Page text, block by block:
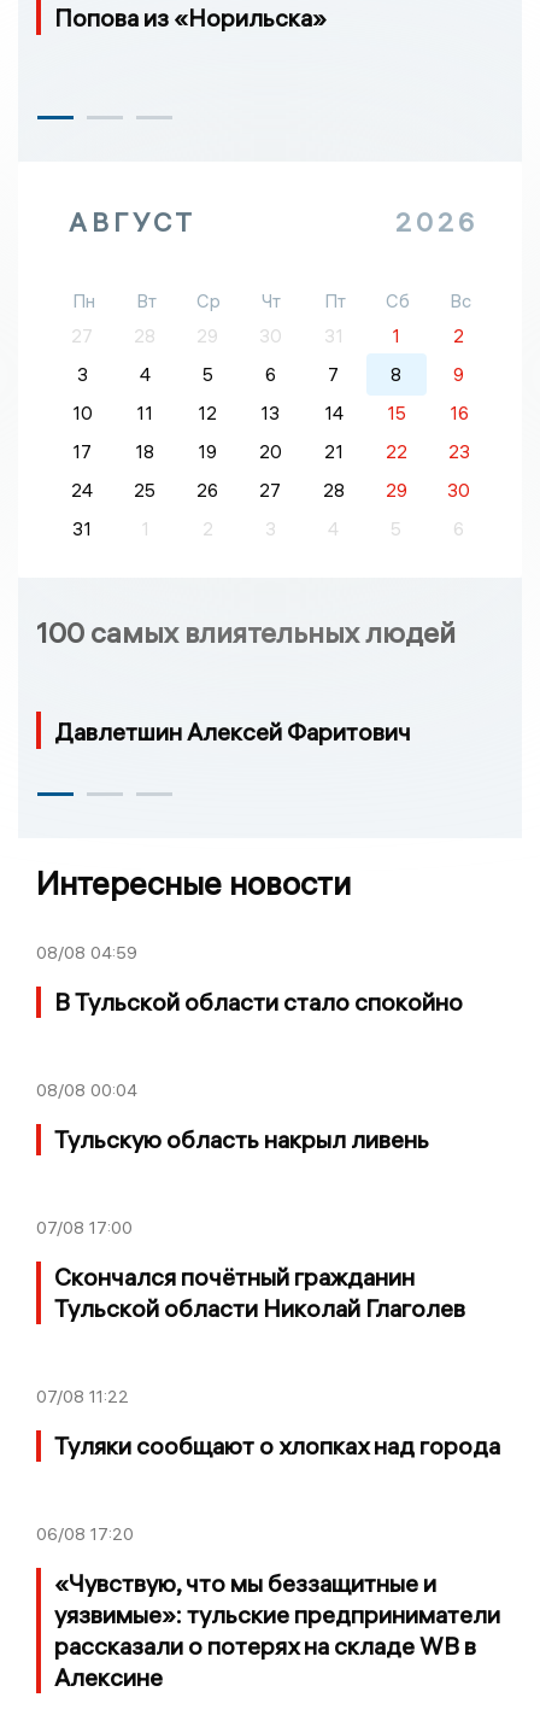
Попова из «Норильска»
АВГУСТ 2026
Пн Вт Ср Чт Пт Сб
Вс
27
28 29 30 31 1
2
3
4 5 6 7 8
9
10
11 12 13 14 15
16
17
18 19 20 21 22
23
24
25 26 27 28 29
30
31
1 2 3 4 5 6
100 самых влиятельных людей
Давлетшин Алексей Фаритович
Интересные новости
08/08 04:59
В Тульской области стало спокойно
08/08 00:04
Тульскую область накрыл ливень
07/08 17:00
Скончался почётный гражданин
Тульской области Николай Глаголев
07/08 11:22
Туляки сообщают о хлопках над города
06/08 17:20
«Чувствую, что мы беззащитные и
уязвимые»: тульские предприниматели
рассказали о потерях на складе WB в
Алексине